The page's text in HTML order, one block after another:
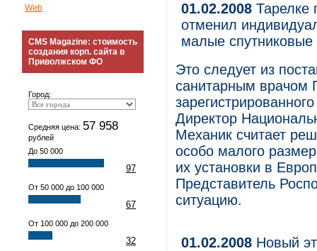
Web
CMS Magazine: стоимость
создания корп. сайта в
Приволжском ФО
Город:
Средняя цена: 57 958
рублей
До 50 000
97
От 50 000 до 100 000
67
От 100 000 до 200 000
32
01.02.2008 Тарелке
отменил
малые спутниковые
Это следует из
санитарным врачом
Директор
Механик считает
особо малого
их установки в
Представитель
ситуацию.
01.02.2008 Новый